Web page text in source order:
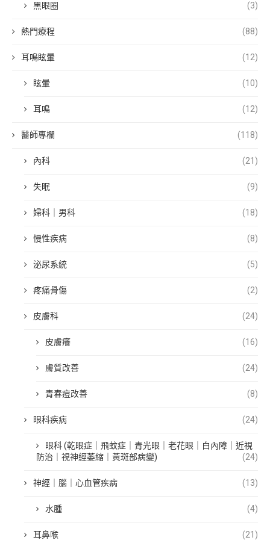
黑眼圈 (3)
熱門療程 (88)
耳鳴眩暈 (12)
眩暈 (10)
耳鳴 (12)
醫師專欄 (118)
內科 (21)
失眠 (9)
婦科｜男科 (18)
慢性疾病 (8)
泌尿系統 (5)
疼痛骨傷 (2)
皮膚科 (24)
皮膚癢 (16)
膚質改善 (24)
青春痘改善 (8)
眼科疾病 (24)
眼科 (乾眼症｜飛蚊症｜青光眼｜老花眼｜白內障｜近視
防治｜視神經萎縮｜黃斑部病變)
(24)
神經｜腦｜心血管疾病 (13)
水腫 (4)
耳鼻喉 (21)